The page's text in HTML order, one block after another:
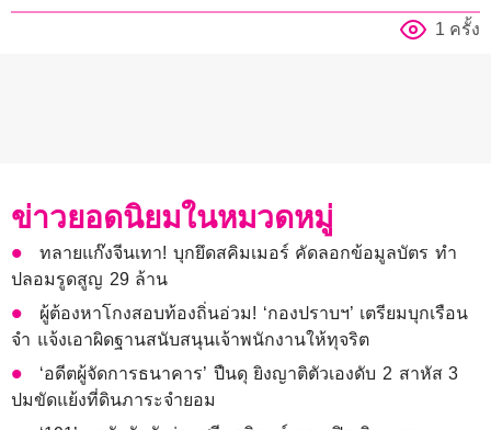
1 ครั้ง
ข่าวยอดนิยมในหมวดหมู่
ทลายแก๊งจีนเทา! บุกยึดสคิมเมอร์ คัดลอกข้อมูลบัตร ทำ
ปลอมรูดสูญ 29 ล้าน
ผู้ต้องหาโกงสอบท้องถิ่นอ่วม! ‘กองปราบฯ’ เตรียมบุกเรือน
จำ แจ้งเอาผิดฐานสนับสนุนเจ้าพนักงานให้ทุจริต
‘อดีตผู้จัดการธนาคาร’ ปืนดุ ยิงญาติตัวเองดับ 2 สาหัส 3
ปมขัดแย้งที่ดินภาระจำยอม